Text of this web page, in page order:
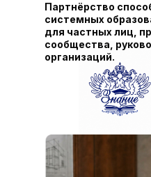
Партнёрство
системных
для частных лиц,
сообщества,
организаций.